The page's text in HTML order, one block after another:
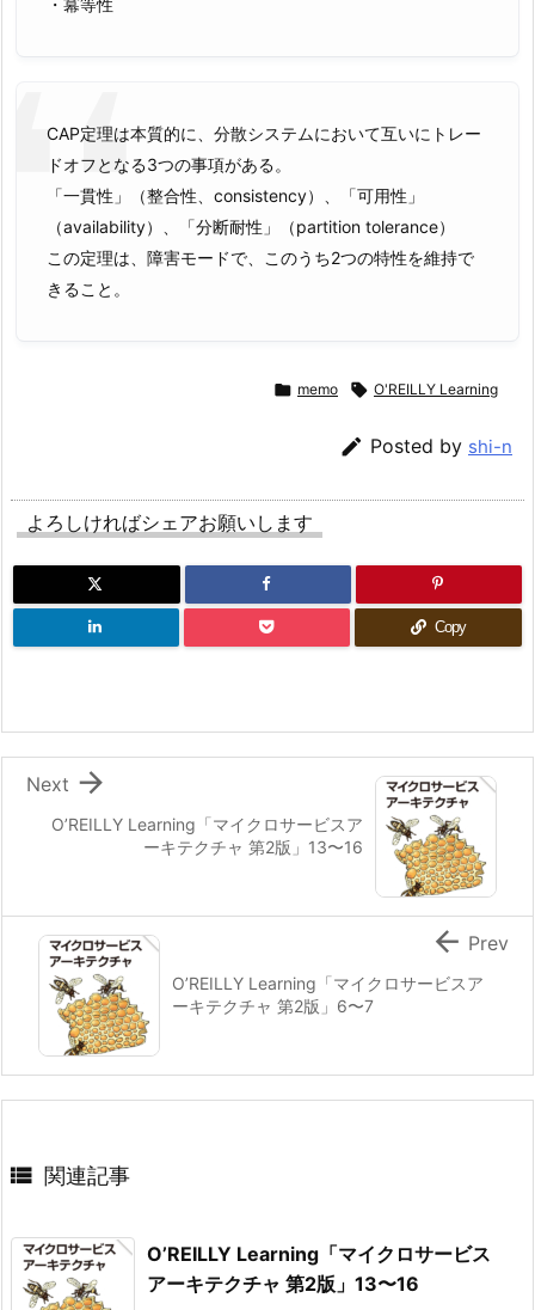
CAP定理は本質的に、分散システムにおいて互いにトレー
ドオフとなる3つの事項がある。
「一貫性」（整合性、consistency）、「可用性」
（availability）、「分断耐性」（partition tolerance）
この定理は、障害モードで、このうち2つの特性を維持で
きること。
 memo  O'REILLY Learning
 Posted by shi-n
よろしければシェアお願いします
Copy
O’REILLY Learning「マイクロサービスア
ーキテクチャ 第2版」13〜16

Next
O’REILLY Learning「マイクロサービスア
ーキテクチャ 第2版」6〜7
 Prev
 関連記事
O’REILLY Learning「マイクロサービス
アーキテクチャ 第2版」13〜16